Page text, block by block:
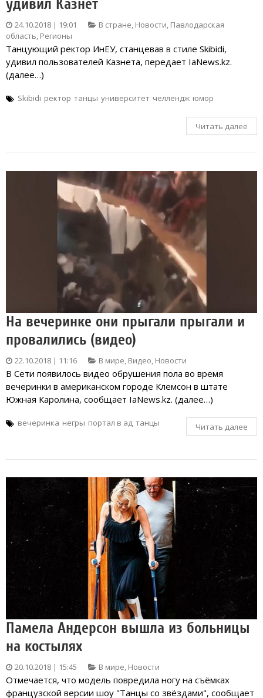
удивил Казнет
24.10.2018 | 19:01 В стране, Новости, Павлодарская
область, Регионы
Танцующий ректор ИнЕУ, станцевав в стиле Skibidi,
удивил пользователей Казнета, передает IaNews.kz.
(далее…)
Skibidi ректор танцы университет челлендж юмор
Читать далее
На вечеринке они прыгали прыгали и
провалились (видео)
22.10.2018 | 11:16 В мире, Видео, Новости
В Сети появилось видео обрушения пола во время
вечеринки в американском городе Клемсон в штате
Южная Каролина, сообщает IaNews.kz. (далее…)
вечеринка негры портал в ад танцы Читать далее
Памела Андерсон вышла из больницы
на костылях
20.10.2018 | 15:45 В мире Новости
Отмечается, что модель повредила ногу на съёмках
французской версии шоу "Танцы со звёздами", сообщает